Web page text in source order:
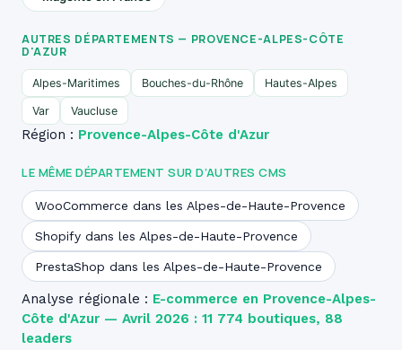
AUTRES DÉPARTEMENTS — PROVENCE-ALPES-CÔTE
D'AZUR
Alpes-Maritimes Bouches-du-Rhône Hautes-Alpes
Var Vaucluse
Région : Provence-Alpes-Côte d'Azur
LE MÊME DÉPARTEMENT SUR D’AUTRES CMS
WooCommerce dans les Alpes-de-Haute-Provence
Shopify dans les Alpes-de-Haute-Provence
PrestaShop dans les Alpes-de-Haute-Provence
Analyse régionale : E-commerce en Provence-Alpes-
Côte d'Azur — Avril 2026 : 11 774 boutiques, 88
leaders